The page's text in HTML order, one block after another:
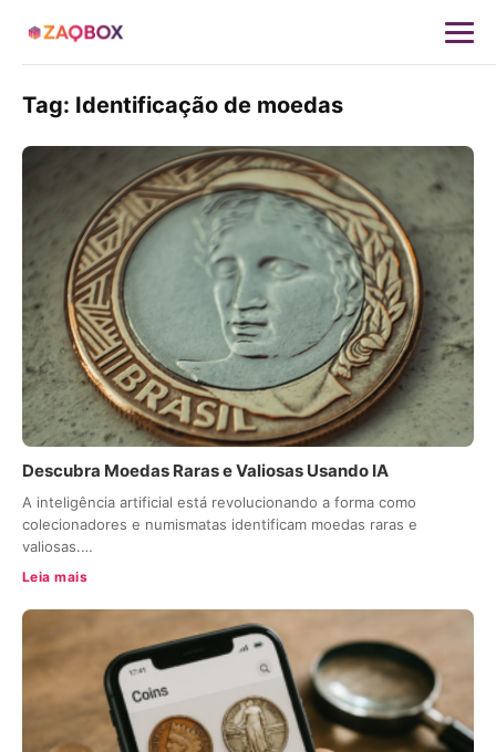
Tag: Identificação de moedas
Descubra Moedas Raras e Valiosas Usando IA
A inteligência artificial está revolucionando a forma como
colecionadores e numismatas identificam moedas raras e
valiosas.…
Leia mais